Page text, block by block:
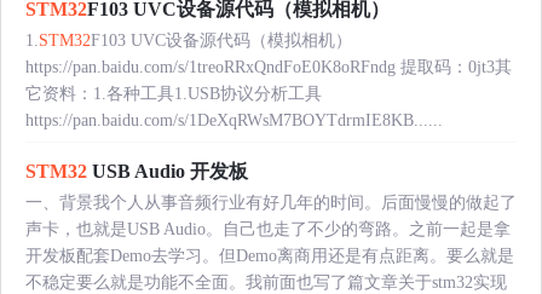
STM32F103 UVC设备源代码（模拟相机）
1.STM32F103 UVC设备源代码（模拟相机）
https://pan.baidu.com/s/1treoRRxQndFoE0K8oRFndg 提取码：0jt3其
它资料：1.各种工具1.USB协议分析工具
https://pan.baidu.com/s/1DeXqRWsM7BOYTdrmIE8KB......
STM32 USB Audio 开发板
一、背景我个人从事音频行业有好几年的时间。后面慢慢的做起了
声卡，也就是USB Audio。自己也走了不少的弯路。之前一起是拿
开发板配套Demo去学习。但Demo离商用还是有点距离。要么就是
不稳定要么就是功能不全面。我前面也写了篇文章关于stm32实现